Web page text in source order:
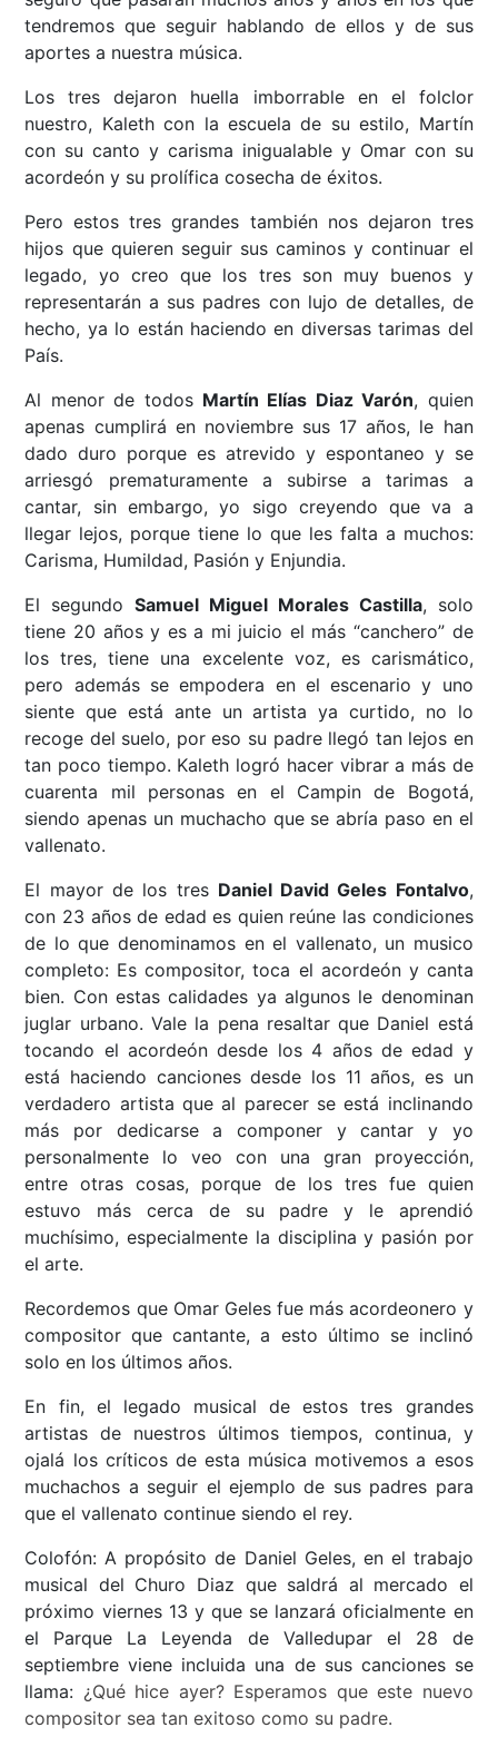
tendremos que seguir hablando de ellos y de sus
aportes a nuestra música.
Los tres dejaron huella imborrable en el folclor
nuestro, Kaleth con la escuela de su estilo, Martín
con su canto y carisma inigualable y Omar con su
acordeón y su prolífica cosecha de éxitos.
Pero estos tres grandes también nos dejaron tres
hijos que quieren seguir sus caminos y continuar el
legado, yo creo que los tres son muy buenos y
representarán a sus padres con lujo de detalles, de
hecho, ya lo están haciendo en diversas tarimas del
País.
Al menor de todos Martín Elías Diaz Varón, quien
apenas cumplirá en noviembre sus 17 años, le han
dado duro porque es atrevido y espontaneo y se
arriesgó prematuramente a subirse a tarimas a
cantar, sin embargo, yo sigo creyendo que va a
llegar lejos, porque tiene lo que les falta a muchos:
Carisma, Humildad, Pasión y Enjundia.
El segundoSamuel Miguel Morales Castilla, solo
tiene 20 años y es a mi juicio el más “canchero” de
los tres, tiene una excelente voz, es carismático,
pero además se empodera en el escenario y uno
siente que está ante un artista ya curtido, no lo
recoge del suelo, por eso su padre llegó tan lejos en
tan poco tiempo. Kaleth logró hacer vibrar a más de
cuarenta mil personas en el Campin de Bogotá,
siendo apenas un muchacho que se abría paso en el
vallenato.
El mayor de los tres Daniel David Geles Fontalvo,
con 23 años de edad es quien reúne las condiciones
de lo que denominamos en el vallenato, un musico
completo: Es compositor, toca el acordeón y canta
bien. Con estas calidades ya algunos le denominan
juglar urbano. Vale la pena resaltar que Daniel está
tocando el acordeón desde los 4 años de edad y
está haciendo canciones desde los 11 años, es un
verdadero artista que al parecer se está inclinando
más por dedicarse a componer y cantar y yo
personalmente lo veo con una gran proyección,
entre otras cosas, porque de los tres fue quien
estuvo más cerca de su padre y le aprendió
muchísimo, especialmente la disciplina y pasión por
el arte.
Recordemos que Omar Geles fue más acordeonero y
compositor que cantante, a esto último se inclinó
solo en los últimos años.
En fin, el legado musical de estos tres grandes
artistas de nuestros últimos tiempos, continua, y
ojalá los críticos de esta música motivemos a esos
muchachos a seguir el ejemplo de sus padres para
que el vallenato continue siendo el rey.
Colofón: A propósito de Daniel Geles, en el trabajo
musical del Churo Diaz que saldrá al mercado el
próximo viernes 13 y que se lanzará oficialmente en
el Parque La Leyenda de Valledupar el 28 de
septiembre viene incluida una de sus canciones se
llama: ¿Qué hice ayer? Esperamos que este nuevo
compositor sea tan exitoso como su padre.